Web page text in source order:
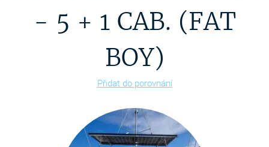
- 5 + 1 CAB. (FAT
BOY)
Přidat do porovnání